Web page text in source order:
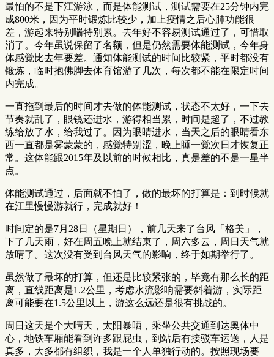
最怕的不是下江游泳，而是体能测试，测试需要在25分钟内完
成800米，因为平时锻炼比较少，加上疫情之后心肺功能很
差，游起来特别喘特别累。去年好不容易测试通过了，可惜取
消了。今年虽说保留了名额，但是仍然需要体能测试，今年身
体感觉比去年要差。通知体能测试的时间比较紧，平时都没有
锻炼，临时抱佛脚去体育馆游了几次，每次都不能在限定时间
内完成。
一直拖到最后的时间才去做的体能测试，状态不太好，一下去
节奏就乱了，眼镜还进水，游得相当累，时间是超了，不过教
练给放了水，给我过了。因为眼睛进水，当天之后的眼睛看东
西一直都是雾蒙蒙的，感觉特别涩，晚上睡一觉次日才恢复正
常。这体能跟2015年及以前的时候相比，真是差的不是一星半
点。
体能测试通过，后面就不怕了，做的最坏的打算是：到时候就
在江里慢慢游就行，完成就好！
时间定的是7月28日（星期日），前几天来了台风「格美」，
下了几天雨，好在周五晚上就结束了，周六多云，周日天气就
放晴了。这次没有受到台风天气的影响，终于如期举行了。
虽然做了最坏的打算，但还是比较紧张的，毕竟有那么长的距
离，直线距离是1.2公里，考虑水流影响需要斜着游，实际距
离可能要在1.5公里以上，游这么远还是很有挑战的。
周日这天是个大晴天，太阳暴晒，乘坐公共交通到达奥体中
心，地铁车厢能看到许多跟屁虫，到站后有接驳车运送，人是
真多，大多都有组织，我是一个人单独行动的。按照现场要